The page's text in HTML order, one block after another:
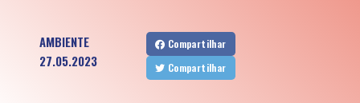
AMBIENTE
27.05.2023
Compartilhar
Compartilhar